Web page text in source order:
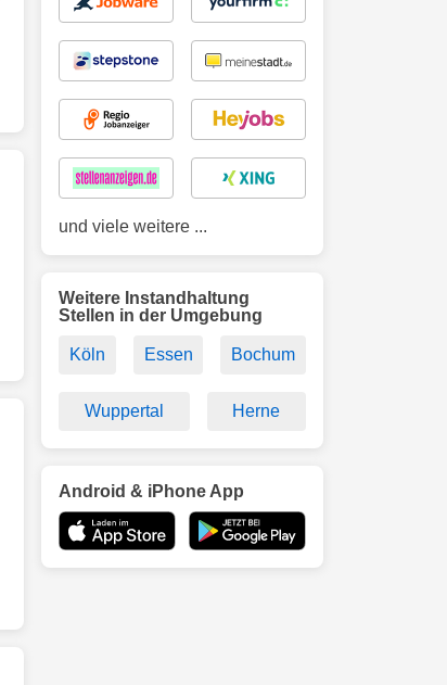
und viele weitere ...
Weitere Instandhaltung
Stellen in der Umgebung
Köln Essen Bochum
Wuppertal Herne
Android & iPhone App